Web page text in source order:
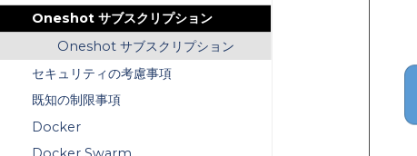
Oneshot サブスクリプション
Oneshot サブスクリプション
セキュリティの考慮事項
既知の制限事項
Docker